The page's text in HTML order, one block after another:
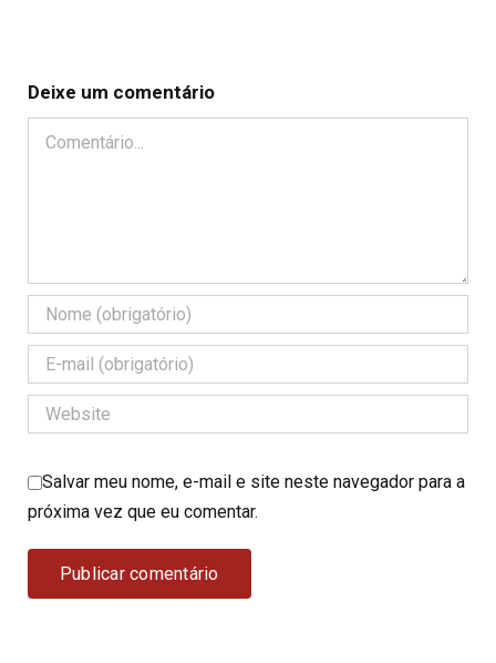
Deixe um comentário
Comentário
Salvar meu nome, e-mail e site neste navegador para a
próxima vez que eu comentar.